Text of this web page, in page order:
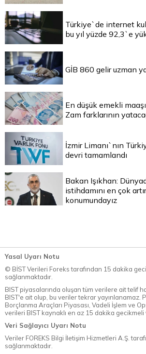
Türkiye`de internet
bu yıl yüzde 92,3`e
GİB 860 gelir uzman
En düşük emekli
Zam farklarının
İzmir Limanı`nın
devri tamamlandı
Bakan Işıkhan:
istihdamını en çok
konumundayız
Yasal Uyarı Notu
© BİST Verileri Foreks tarafından 15 dakika
sağlanmaktadır.
BIST piyasalarında oluşan tüm verilere ait telif
BIST'e ait olup, bu veriler tekrar yayınlanamaz.
Borçlanma Araçları Piyasası, Vadeli İşlem ve
verileri BIST kaynaklı en az 15 dakika
Veri Sağlayıcı Uyarı Notu
Veriler FOREKS Bilgi İletişim Hizmetleri A.Ş.
sağlanmaktadır.